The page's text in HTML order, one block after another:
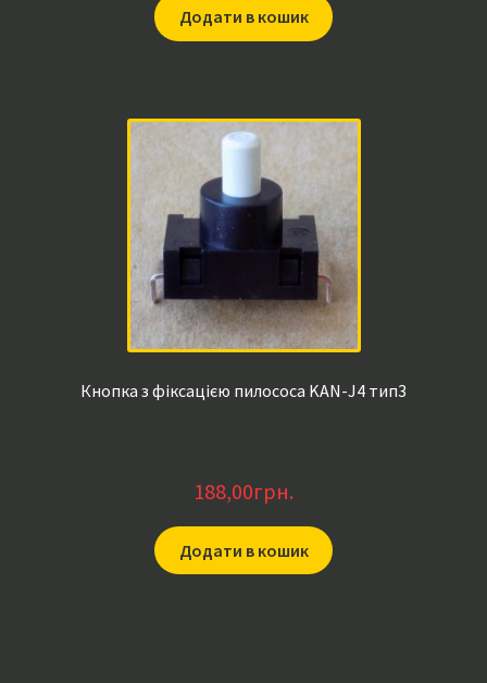
Додати в кошик
Кнопка з фіксацією пилососа KAN-J4 тип3
188,00грн.
Додати в кошик